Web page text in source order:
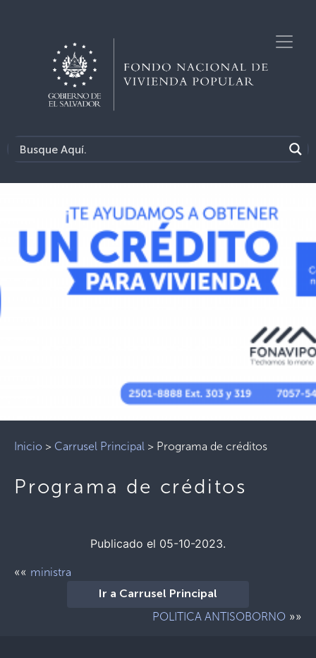
Inicio > Carrusel Principal > Programa de créditos
Programa de créditos
Publicado el 05-10-2023.
«« ministra
Ir a Carrusel Principal
POLITICA ANTISOBORNO »»